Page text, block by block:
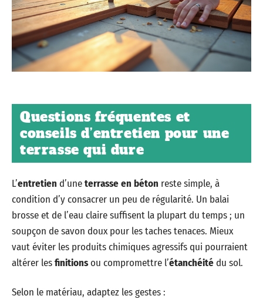
Questions fréquentes et
conseils d’entretien pour une
terrasse qui dure
L’entretien d’uneterrasse en béton reste simple, à
condition d’y consacrer un peu de régularité. Un balai
brosse et de l’eau claire suffisent la plupart du temps ; un
soupçon de savon doux pour les taches tenaces. Mieux
vaut éviter les produits chimiques agressifs qui pourraient
altérer lesfinitionsou compromettre l’étanchéitédu sol.
Selon le matériau, adaptez les gestes :